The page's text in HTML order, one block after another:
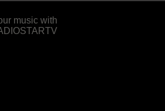
music with